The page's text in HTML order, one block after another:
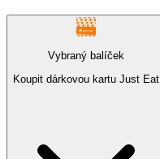
Vybraný balíček
Koupit dárkovou kartu Just Eat